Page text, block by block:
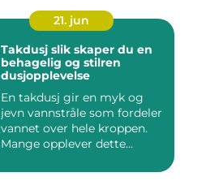
21. jun
Takdusj slik skaper du en
behagelig og stilren
dusjopplevelse
En takdusj gir en myk og
jevn vannstråle som fordeler
vannet over hele kroppen.
Mange opplever dette...